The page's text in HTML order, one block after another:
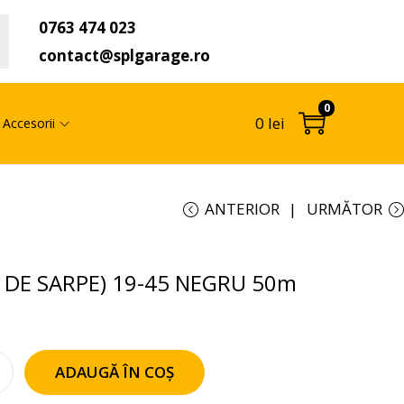
0763 474 023
contact@splgarage.ro
Accesorii 0 lei
0
ANTERIOR URMĂTOR
DE SARPE) 19-45 NEGRU 50m
ADAUGĂ ÎN COȘ